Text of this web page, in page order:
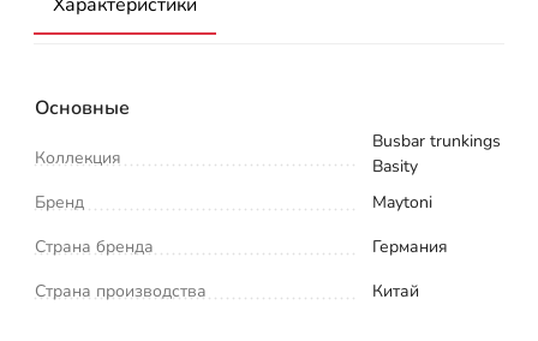
Основные
Коллекция
Busbar trunkings
Basity
Бренд
Maytoni
Страна бренда
Германия
Страна производства
Китай